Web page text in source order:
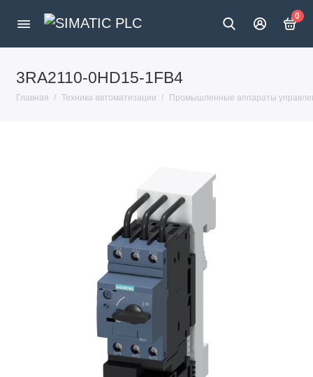
0
3RA2110-0HD15-1FB4
Главная Техника автоматизации Промышленные аппараты